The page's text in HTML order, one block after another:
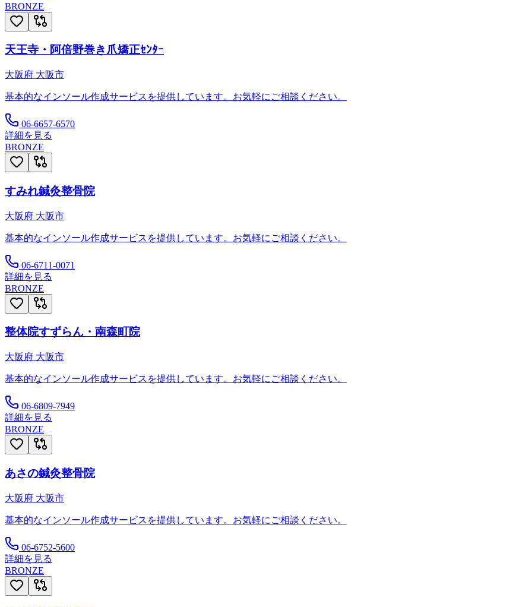
BRONZE
天王寺・阿倍野巻き爪矯正ｾﾝﾀｰ
大阪府 大阪市
基本的なインソール作成サービスを提供しています。お気軽にご相談ください。
06-6657-6570
詳細を見る
BRONZE
すみれ鍼灸整骨院
大阪府 大阪市
基本的なインソール作成サービスを提供しています。お気軽にご相談ください。
06-6711-0071
詳細を見る
BRONZE
整体院すずらん・南森町院
大阪府 大阪市
基本的なインソール作成サービスを提供しています。お気軽にご相談ください。
06-6809-7949
詳細を見る
BRONZE
あさの鍼灸整骨院
大阪府 大阪市
基本的なインソール作成サービスを提供しています。お気軽にご相談ください。
06-6752-5600
詳細を見る
BRONZE